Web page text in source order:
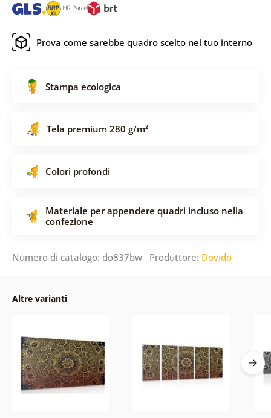
Prova come sarebbe quadro scelto nel tuo interno
Stampa ecologica
Tela premium 280 g/m²
Colori profondi
Materiale per appendere quadri incluso nella
confezione
Numero di catalogo: do837bw Produttore: Dovido
Altre varianti